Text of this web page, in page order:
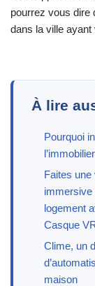
pourrez vous dire
dans la ville
À lire
Pourquoi
Faites une
immersive
logement
Casque
Clime, un
maison